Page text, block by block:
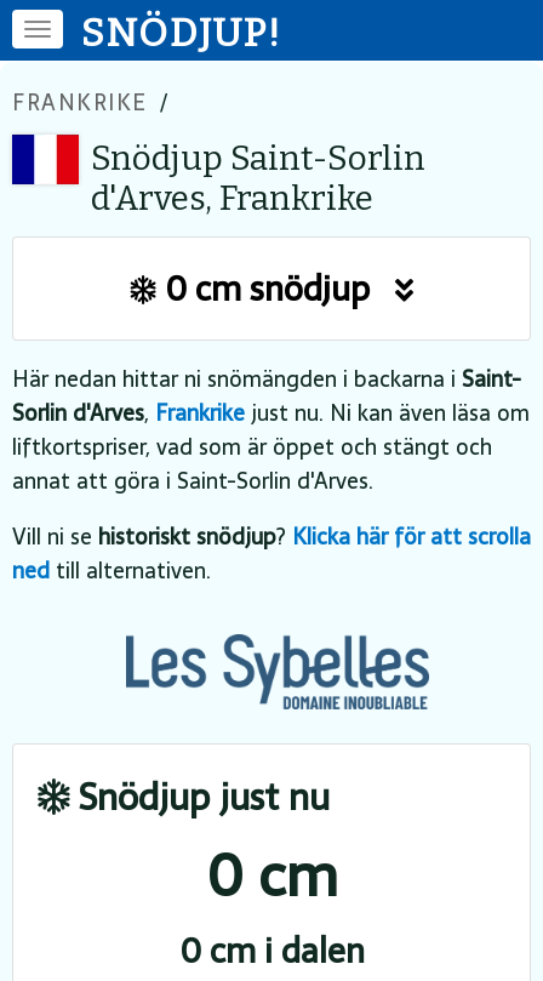
SNÖDJUP!
FRANKRIKE /
Snödjup Saint-Sorlin
d'Arves, Frankrike
0 cm snödjup
Här nedan hittar ni snömängden i backarna i Saint-
Sorlin d'Arves, Frankrikejust nu. Ni kan även läsa om
liftkortspriser, vad som är öppet och stängt och
annat att göra i Saint-Sorlin d'Arves.
Vill ni se historiskt snödjup? Klicka här för att scrolla
ned till alternativen.
Snödjup just nu
0 cm
0 cm i dalen